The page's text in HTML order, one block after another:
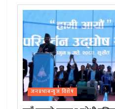
जनप्रभाबन्युज विशेष